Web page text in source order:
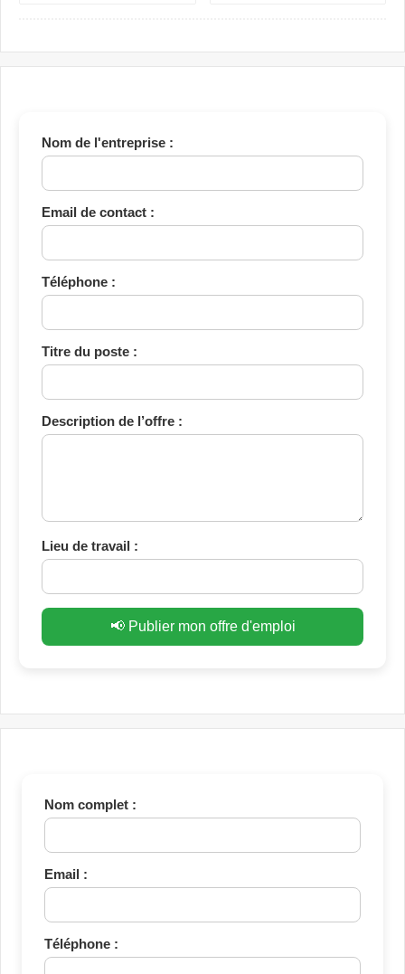
Nom de l'entreprise :
Email de contact :
Téléphone :
Titre du poste :
Description de l’offre :
Lieu de travail :
📢 Publier mon offre d'emploi
Nom complet :
Email :
Téléphone :